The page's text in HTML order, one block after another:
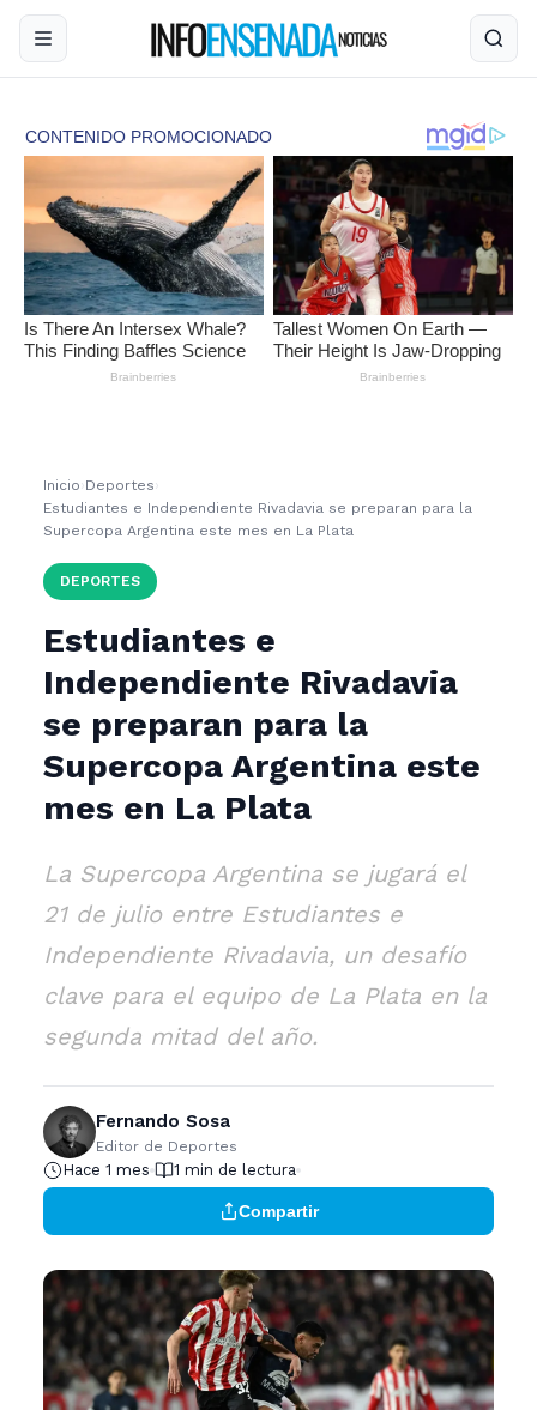
Inicio ›Deportes ›
Estudiantes e Independiente Rivadavia se preparan para la
Supercopa Argentina este mes en La Plata
DEPORTES
Estudiantes e
Independiente Rivadavia
se preparan para la
Supercopa Argentina este
mes en La Plata
La Supercopa Argentina se jugará el
21 de julio entre Estudiantes e
Independiente Rivadavia, un desafío
clave para el equipo de La Plata en la
segunda mitad del año.
Fernando Sosa
Editor de Deportes
Hace 1 mes 1 min de lectura
Compartir